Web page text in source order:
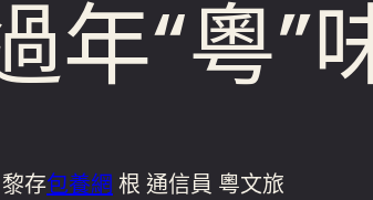
年“粵”
存包養網 根 通信員 粵文旅